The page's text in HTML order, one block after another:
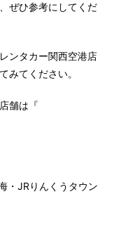
ぜひ参考にしてくだ
ンタカー関西空港店
みてください。
舗は『
・JRりんくうタウン